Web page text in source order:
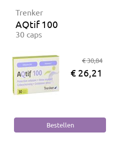
Trenker
AQtif 100
30 caps
€ 30,84
€ 26,21